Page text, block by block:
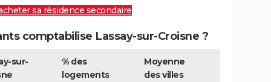
sa résidence secondaire
comptabilise Lassay-sur-Croisne ?
sur-
% des
logements
Moyenne
des villes